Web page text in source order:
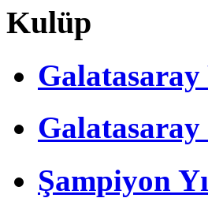
Kulüp
Şampiyon